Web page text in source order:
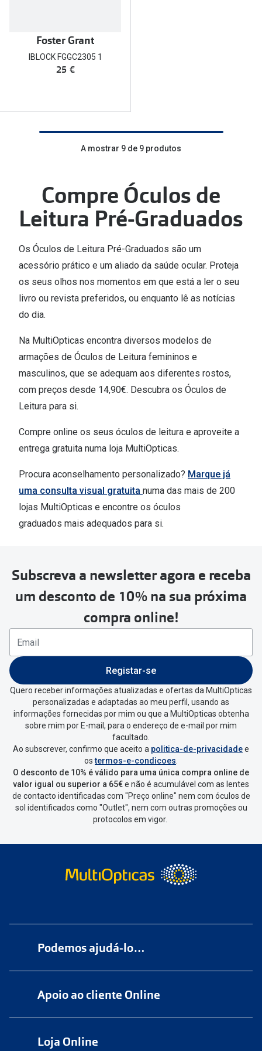
Foster Grant
IBLOCK FGGC2305 1
25 €
A mostrar 9 de 9 produtos
Compre Óculos de
Leitura Pré-Graduados
Os Óculos de Leitura Pré-Graduados são um
acessório prático e um aliado da saúde ocular. Proteja
os seus olhos nos momentos em que está a ler o seu
livro ou revista preferidos, ou enquanto lê as notícias
do dia.
Na MultiOpticas encontra diversos modelos de
armações de Óculos de Leitura femininos e
masculinos, que se adequam aos diferentes rostos,
com preços desde 14,90€. Descubra os Óculos de
Leitura para si.
Compre online os seus óculos de leitura e aproveite a
entrega gratuita numa loja MultiOpticas.
Procura aconselhamento personalizado? Marque já
uma consulta visual gratuita numa das mais de 200
lojas MultiOpticas e encontre os óculos
graduados mais adequados para si.
Subscreva a newsletter agora e receba
um desconto de 10% na sua próxima
compra online!
Registar-se
Quero receber informações atualizadas e ofertas da MultiOpticas
personalizadas e adaptadas ao meu perfil, usando as
informações fornecidas por mim ou que a MultiOpticas obtenha
sobre mim por E-mail, para o endereço de e-mail por mim
facultado.
Ao subscrever, confirmo que aceito a politica-de-privacidadee
ostermos-e-condicoes.
O desconto de 10% é válido para uma única compra online de
valor igual ou superior a 65€e não é acumulável com as lentes
de contacto identificadas com "Preço online" nem com óculos de
sol identificados como "Outlet", nem com outras promoções ou
protocolos em vigor.
Podemos ajudá-lo…
Apoio ao cliente Online
Loja Online